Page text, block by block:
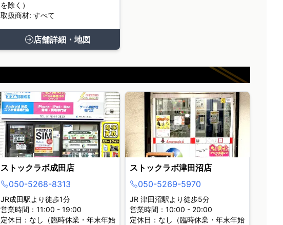
を除く）
取扱商材: すべて
店舗詳細・地図
ストックラボ成田店
050-5268-8313
JR成田駅より徒歩1分
営業時間：11:00 - 19:00
定休日：なし（臨時休業・年末年始
ストックラボ津田沼店
050-5269-5970
JR 津田沼駅より徒歩5分
営業時間：10:00 - 20:00
定休日：なし（臨時休業・年末年始